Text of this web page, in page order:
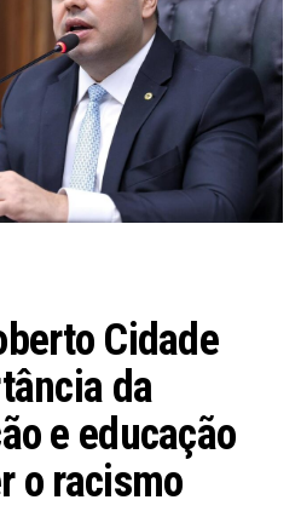
Cidade
da
e educação
o racismo